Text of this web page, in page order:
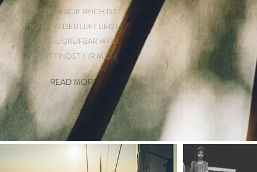
ME YOU
WO ENERGIE REICH IST
FLOW IN DER LUFT LIEGT
GEFÜHL GREIFBAR WIRD
DORT FINDET IHR MICH
READ MORE